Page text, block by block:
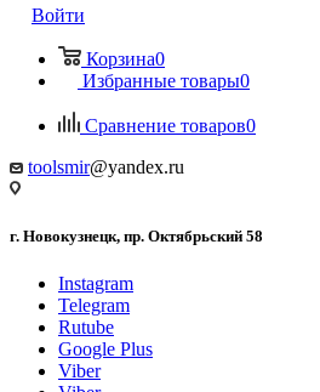
Войти
Корзина0
Избранные товары0
Сравнение товаров0
toolsmir@yandex.ru
г. Новокузнецк, пр. Октябрьский 58
Instagram
Telegram
Rutube
Google Plus
Viber